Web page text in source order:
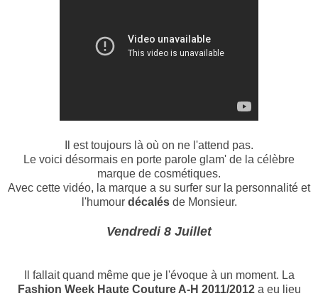
Il est toujours là où on ne l'attend pas.
Le voici désormais en porte parole glam' de la célèbre
marque de cosmétiques.
Avec cette vidéo, la marque a su surfer sur la personnalité et
l'humour décalésde Monsieur.
Vendredi 8 Juillet
Il fallait quand même que je l'évoque à un moment. La
Fashion Week Haute Couture A-H 2011/2012a eu lieu